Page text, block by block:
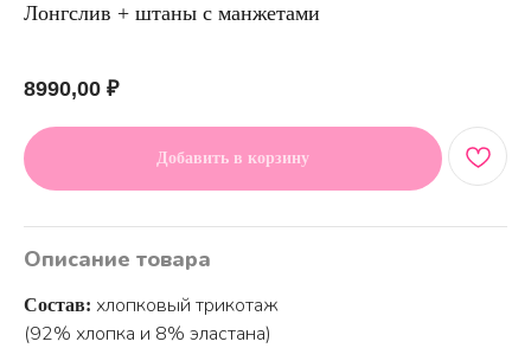
Лонгслив + штаны с манжетами
8990,00 ₽
Добавить в корзину
Описание товара
Состав: хлопковый трикотаж
(92% хлопка и 8% эластана)